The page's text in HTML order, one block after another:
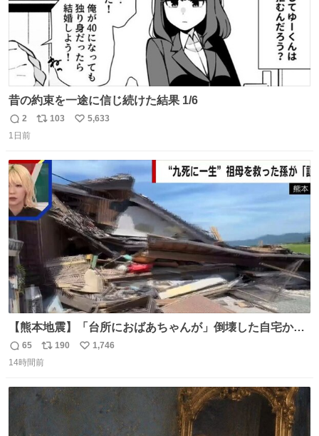
昔の約束を一途に信じ続けた結果 1/6
返
信
2
リ
ト
数
103
い
数
5,633
1日前
【熊本地震】「台所におばあちゃんが」倒壊した自宅から
孫が救出 地震発生時、台所で夕食の準備をしていた祖母の
「助けて」という声。祖母を背負い、助け出した孫が「命
返
信
65
リ
ポ
ト
190
い
1,746
14時間前